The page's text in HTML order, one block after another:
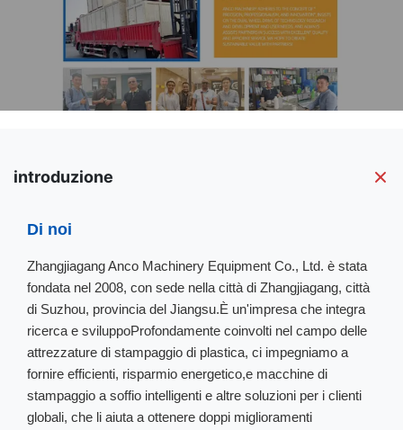
introduzione
Di noi
Zhangjiagang Anco Machinery Equipment Co., Ltd. è stata
fondata nel 2008, con sede nella città di Zhangjiagang, città
di Suzhou, provincia del Jiangsu.È un'impresa che integra
ricerca e sviluppoProfondamente coinvolti nel campo delle
attrezzature di stampaggio di plastica, ci impegniamo a
fornire efficienti, risparmio energetico,e macchine di
stampaggio a soffio intelligenti e altre soluzioni per i clienti
globali, che li aiuta a ottenere doppi miglioramenti